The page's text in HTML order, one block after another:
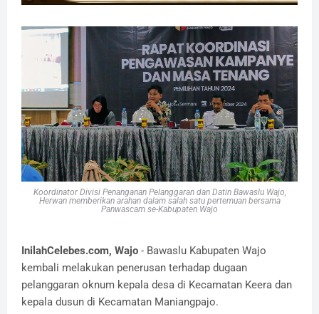
Koordinator Divisi Penanganan Pelanggaran dan Datin Bawaslu Wajo,
Herwan memberikan arahan dalam salah satu pertemuan bersama
Panwascam se-Kabupaten Wajo
InilahCelebes.com, Wajo - Bawaslu Kabupaten Wajo
kembali melakukan penerusan terhadap dugaan
pelanggaran oknum kepala desa di Kecamatan Keera dan
kepala dusun di Kecamatan Maniangpajo.